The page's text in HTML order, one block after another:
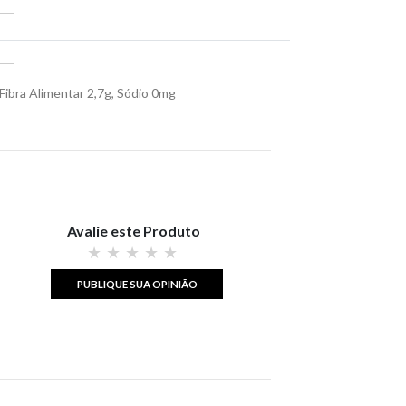
Alimentar 2,7g, Sódio 0mg
Avalie este Produto
PUBLIQUE SUA OPINIÃO